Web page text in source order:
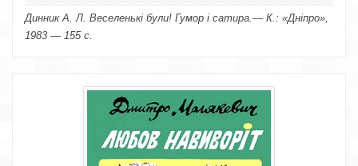
Динник А. Л. Веселенькі були! Гумор і сатира.— К.: «Дніпро»,
1983 — 155 с.